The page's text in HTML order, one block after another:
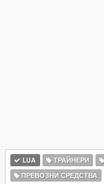
LUA ТРАЙНЕРИ
ПРЕВОЗНИ СРЕДСТВА